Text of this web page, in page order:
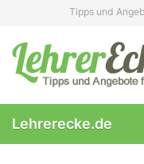
content
Tipps und
Lehrerecke.de